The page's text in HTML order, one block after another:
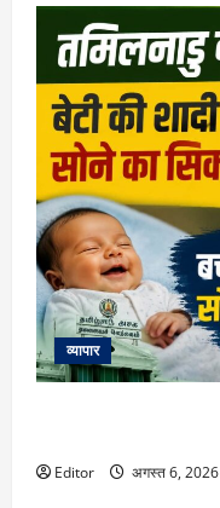
व्यापार
Editor अगस्त 6, 2026